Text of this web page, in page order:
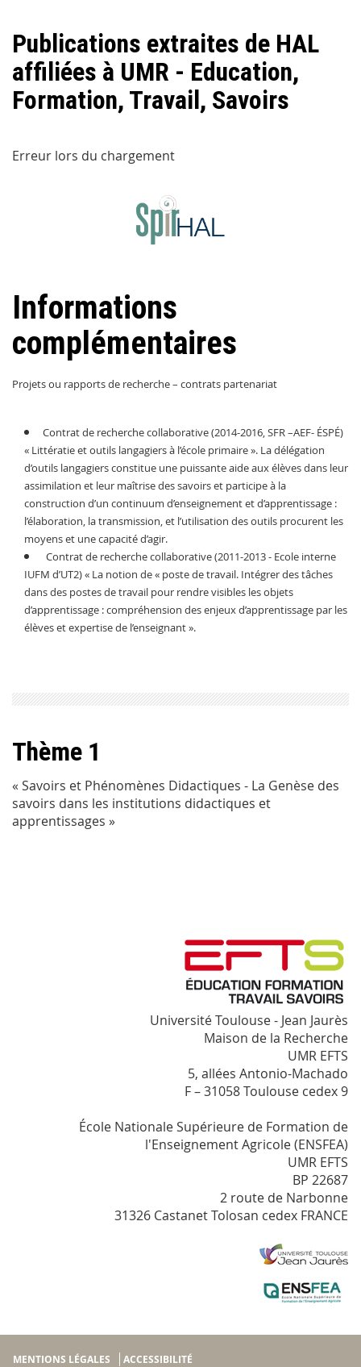
Publications extraites de HAL
affiliées à UMR - Education,
Formation, Travail, Savoirs
Erreur lors du chargement
Informations
complémentaires
Projets ou rapports de recherche – contrats partenariat
Contrat de recherche collaborative (2014-2016, SFR –AEF- ÉSPÉ)
« Littératie et outils langagiers à l’école primaire ». La délégation
d’outils langagiers constitue une puissante aide aux élèves dans leur
assimilation et leur maîtrise des savoirs et participe à la
construction d’un continuum d’enseignement et d’apprentissage :
l’élaboration, la transmission, et l’utilisation des outils procurent les
moyens et une capacité d’agir.
Contrat de recherche collaborative (2011-2013 - Ecole interne
IUFM d’UT2) « La notion de « poste de travail. Intégrer des tâches
dans des postes de travail pour rendre visibles les objets
d’apprentissage : compréhension des enjeux d’apprentissage par les
élèves et expertise de l’enseignant ».
Thème 1
« Savoirs et Phénomènes Didactiques - La Genèse des
savoirs dans les institutions didactiques et
apprentissages »
Université Toulouse - Jean Jaurès
Maison de la Recherche
UMR EFTS
5, allées Antonio-Machado
F – 31058 Toulouse cedex 9
École Nationale Supérieure de Formation de
l'Enseignement Agricole (ENSFEA)
UMR EFTS
BP 22687
2 route de Narbonne
31326 Castanet Tolosan cedex FRANCE
MENTIONS LÉGALES ACCESSIBILITÉ